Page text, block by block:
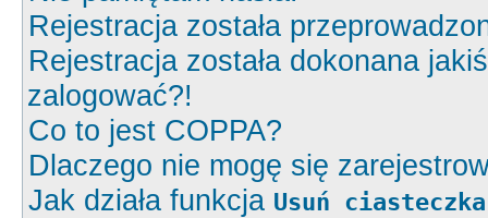
Rejestracja została
Rejestracja została dokonana
zalogować?!
Co to jest COPPA?
Dlaczego nie mogę się
Jak działa funkcja Usuń